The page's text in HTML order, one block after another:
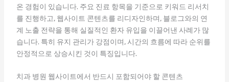
온 경험이 있습니다. 주요 진료 항목을 기준으로 키워드 리서치
를 진행하고, 웹사이트 콘텐츠를 리디자인하며, 블로그와의 연
계 노출 전략을 통해 실질적인 환자 유입을 이끌어낸 사례가 많
습니다. 특히 유지 관리가 강점이며, 시간의 흐름에 따라 순위를
안정적으로 상승시킨 것이 특징입니다.
치과 병원 웹사이트에서 반드시 포함되어야 할 콘텐츠